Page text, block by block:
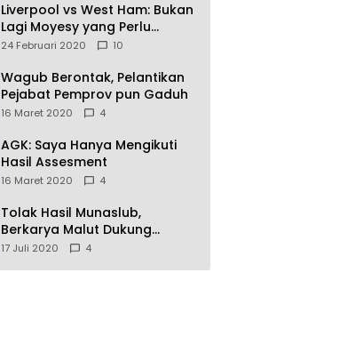
Liverpool vs West Ham: Bukan
Lagi Moyesy yang Perlu
Ditakuti
24 Februari 2020 10
Wagub Berontak, Pelantikan
Pejabat Pemprov pun Gaduh
16 Maret 2020 4
AGK: Saya Hanya Mengikuti
Hasil Assesment
16 Maret 2020 4
Tolak Hasil Munaslub,
Berkarya Malut Dukung
Tommy Soeharto
17 Juli 2020 4